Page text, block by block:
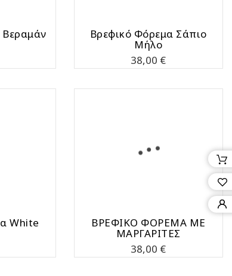
Βεραμάν Bρεφικό Φόρεμα Σάπιο
Μήλο
Τιμή
38,00 €
White ΒΡΕΦΙΚΟ ΦΟΡΕΜΑ ΜΕ
ΜΑΡΓΑΡΙΤΕΣ
Τιμή
38,00 €